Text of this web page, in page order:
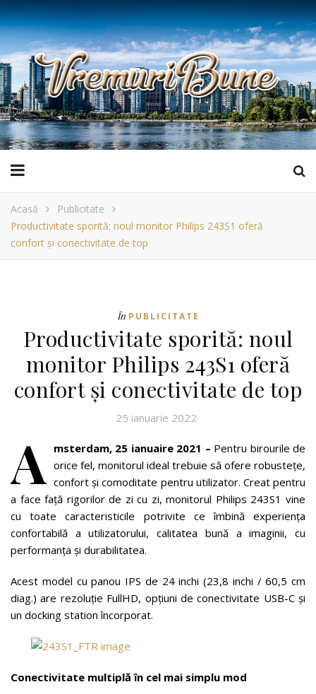
Acasă
Publicitate
Productivitate sporită: noul monitor Philips 243S1 oferă
confort și conectivitate de top
În PUBLICITATE
Productivitate sporită: noul
monitor Philips 243S1 oferă
confort și conectivitate de top
25 ianuarie 2022
A msterdam, 25 ianuaire 2021 – Pentru birourile de
orice fel, monitorul ideal trebuie să ofere robustețe,
confort și comoditate pentru utilizator. Creat pentru
a face față rigorilor de zi cu zi, monitorul Philips 243S1 vine
cu toate caracteristicile potrivite ce îmbină experiența
confortabilă a utilizatorului, calitatea bună a imaginii, cu
performanța și durabilitatea.
Acest model cu panou IPS de 24 inchi (23,8 inchi / 60,5 cm
diag.) are rezoluție FullHD, opțiuni de conectivitate USB-C și
un docking station încorporat.
Conectivitate multiplă în cel mai simplu mod